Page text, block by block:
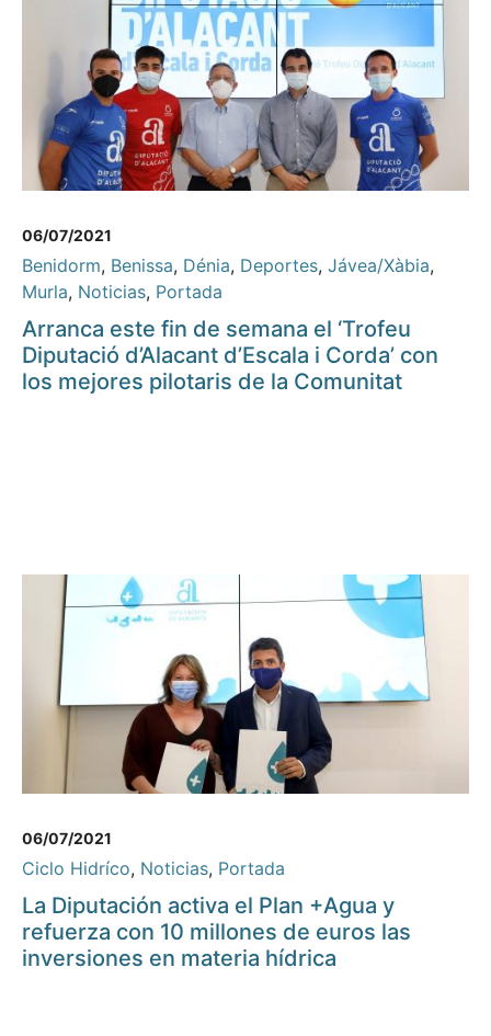
06/07/2021
Benidorm, Benissa, Dénia, Deportes, Jávea/Xàbia,
Murla, Noticias, Portada
Arranca este fin de semana el ‘Trofeu
Diputació d’Alacant d’Escala i Corda’ con
los mejores pilotaris de la Comunitat
06/07/2021
Ciclo Hidríco, Noticias, Portada
La Diputación activa el Plan +Agua y
refuerza con 10 millones de euros las
inversiones en materia hídrica